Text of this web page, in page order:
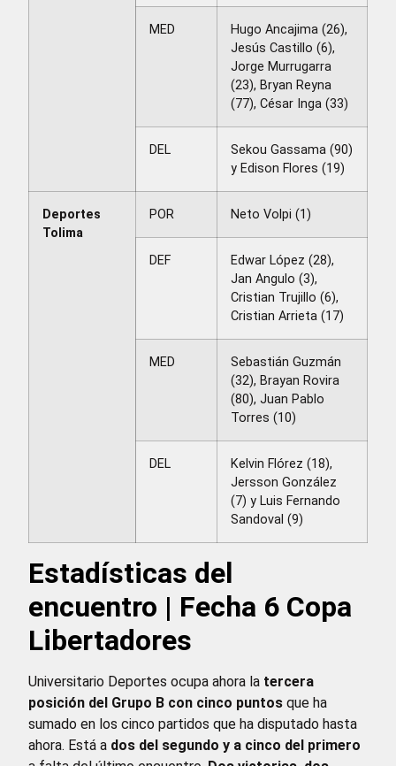
MED
Hugo Ancajima (26),
Jesús Castillo (6),
Jorge Murrugarra
(23), Bryan Reyna
(77), César Inga (33)
DEL
Sekou Gassama (90)
y Edison Flores (19)
Deportes
Tolima
POR Neto Volpi (1)
DEF
Edwar López (28),
Jan Angulo (3),
Cristian Trujillo (6),
Cristian Arrieta (17)
MED
Sebastián Guzmán
(32), Brayan Rovira
(80), Juan Pablo
Torres (10)
DEL
Kelvin Flórez (18),
Jersson González
(7) y Luis Fernando
Sandoval (9)
Estadísticas del
encuentro | Fecha 6 Copa
Libertadores
Universitario Deportes ocupa ahora la tercera
posición del Grupo B con cinco puntos que ha
sumado en los cinco partidos que ha disputado hasta
ahora. Está a dos del segundo y a cinco del primero